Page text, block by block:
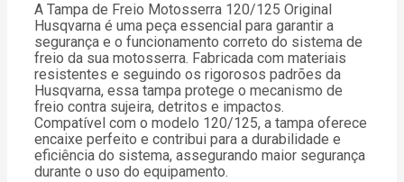
A Tampa de Freio Motosserra 120/125 Original
Husqvarna é uma peça essencial para garantir a
segurança e o funcionamento correto do sistema de
freio da sua motosserra. Fabricada com materiais
resistentes e seguindo os rigorosos padrões da
Husqvarna, essa tampa protege o mecanismo de
freio contra sujeira, detritos e impactos.
Compatível com o modelo 120/125, a tampa oferece
encaixe perfeito e contribui para a durabilidade e
eficiência do sistema, assegurando maior segurança
durante o uso do equipamento.